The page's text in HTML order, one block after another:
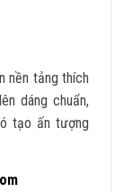
nền tảng thích
dáng chuẩn,
tạo ấn tượng